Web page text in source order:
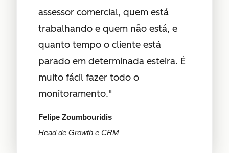
assessor comercial, quem está
trabalhando e quem não está, e
quanto tempo o cliente está
parado em determinada esteira. É
muito fácil fazer todo o
monitoramento."
Felipe Zoumbouridis
Head de Growth e CRM